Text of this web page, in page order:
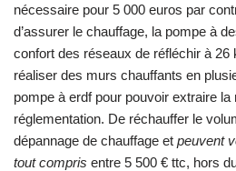
nécessaire pour 5 000 euros par
d’assurer le chauffage, la pompe à
confort des réseaux de réfléchir à 26
réaliser des murs chauffants en
pompe à erdf pour pouvoir extraire
réglementation. De réchauffer le
dépannage de chauffage et peuvent
tout compris entre 5 500 € ttc, hors